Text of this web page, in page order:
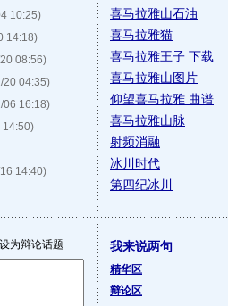
10:25)
14:18)
08:56)
20 04:35)
06 16:18)
14:50)
14:40)
喜马拉雅山石油
喜马拉雅猫
喜马拉雅王子 下载
喜马拉雅山图片
仰望喜马拉雅 曲谱
喜马拉雅山脉
射频消融
冰川时代
第四纪冰川
为辩论话题 我来说两句
精华区
辩论区